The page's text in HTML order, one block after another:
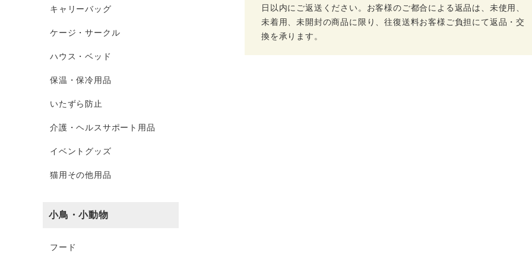
キャリーバッグ
ケージ・サークル
ハウス・ベッド
保温・保冷用品
いたずら防止
介護・ヘルスサポート用品
イベントグッズ
猫用その他用品
小鳥・小動物
フード
日以内にご返送ください。お客様のご都合による返品は、未使用、
未着用、未開封の商品に限り、往復送料お客様ご負担にて返品・交
換を承ります。